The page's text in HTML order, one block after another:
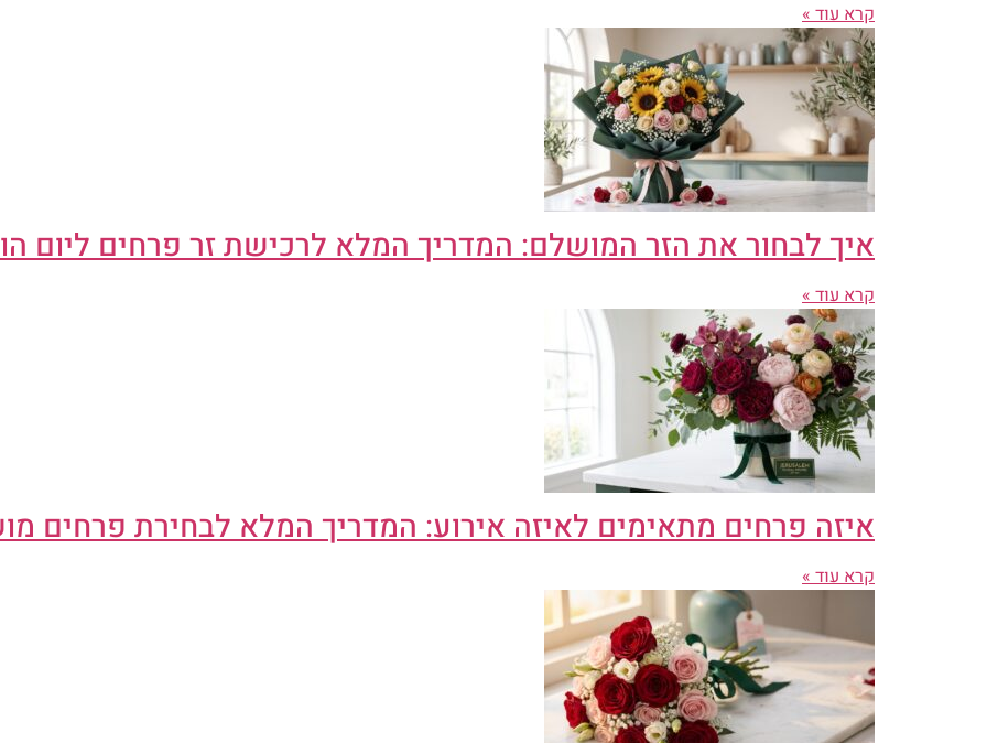
קרא עוד »
איך לבחור את הזר המושלם: המדריך המלא לרכישת זר פרחים ליום
קרא עוד »
איזה פרחים מתאימים לאיזה אירוע: המדריך המלא לבחירת פרחים
קרא עוד »